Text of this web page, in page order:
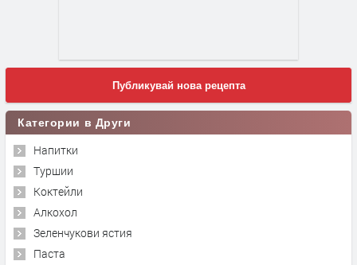
Публикувай нова рецепта
Категории в Други
Напитки
Туршии
Коктейли
Алкохол
Зеленчукови ястия
Паста